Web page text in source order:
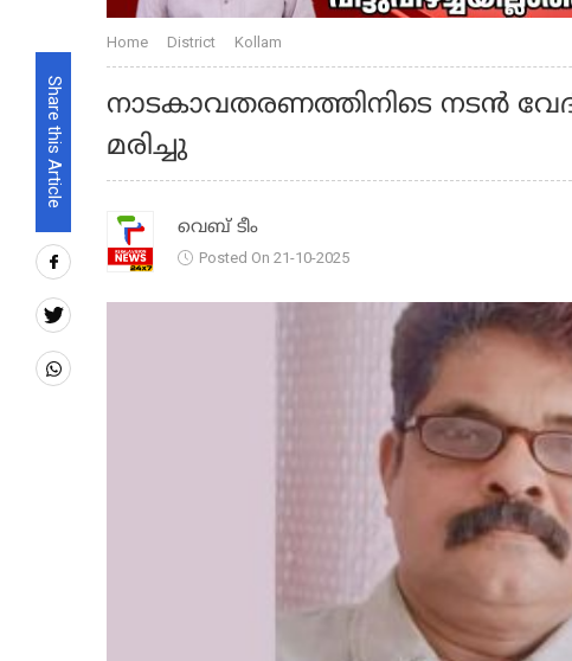
Share this Article
Home District Kollam
നാടകാവതരണത്തിനിടെ നടന്‍
മരിച്ചു
വെബ് ടീം
Posted On 21-10-2025